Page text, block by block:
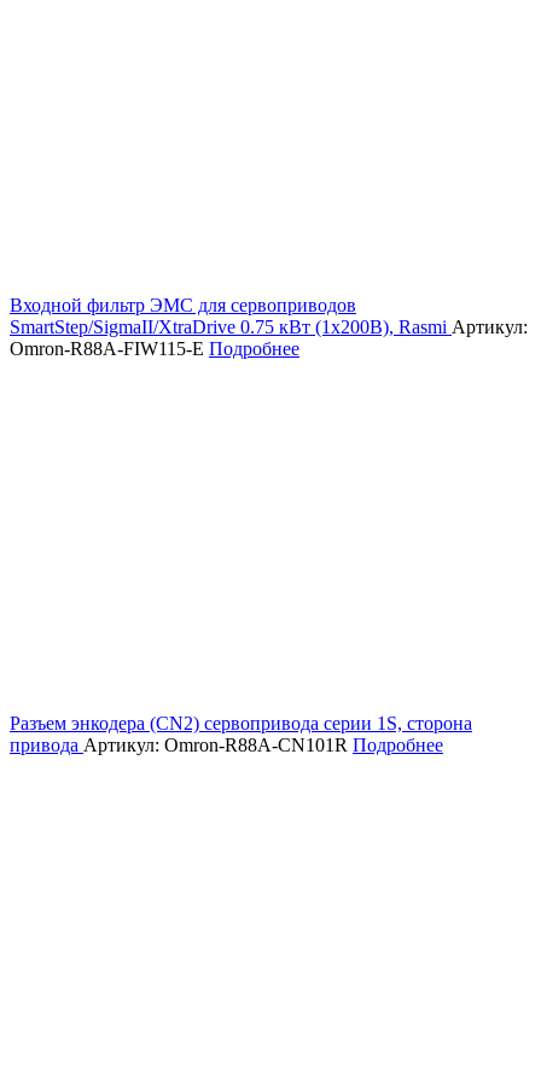
Входной фильтр ЭМС для сервоприводов
SmartStep/SigmaII/XtraDrive 0.75 кВт (1х200В), Rasmi Артикул:
Omron-R88A-FIW115-E Подробнее
Разъем энкодера (CN2) сервопривода серии 1S, сторона
привода Артикул: Omron-R88A-CN101R Подробнее